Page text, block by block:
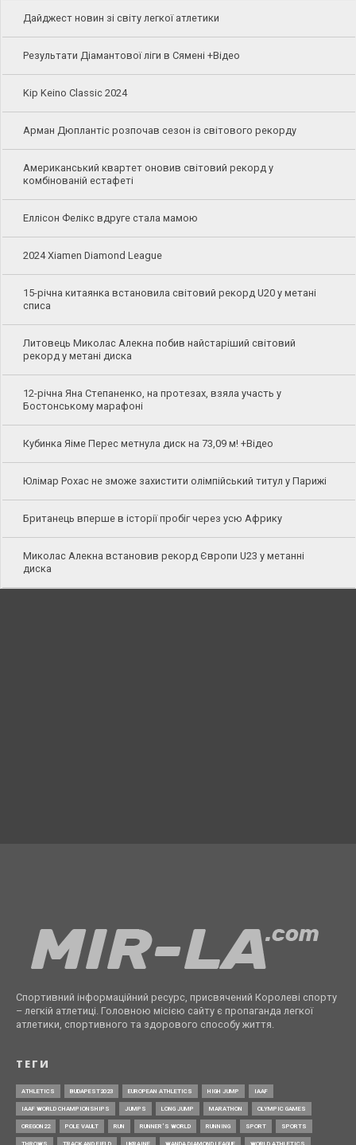
Дайджест новин зі світу легкої атлетики
Результати Діамантової ліги в Сямені +Відео
Kip Keino Classic 2024
Арман Дюплантіс розпочав сезон із світового рекорду
Американський квартет оновив світовий рекорд у
комбінованій естафеті
Еллісон Фелікс вдруге стала мамою
2024 Xiamen Diamond League
15-річна китаянка встановила світовий рекорд U20 у метані
списа
Литовець Миколас Алекна побив найстаріший світовий
рекорд у метані диска
12-річна Яна Степаненко, на протезах, взяла участь у
Бостонському марафоні
Кубинка Яіме Перес метнула диск на 73,09 м! +Відео
Юлімар Рохас не зможе захистити олімпійський титул у Парижі
Британець вперше в історії пробіг через усю Африку
Миколас Алекна встановив рекорд Європи U23 у метанні
диска
Спортивний інформаційний ресурс, присвячений Королеві спорту
– легкій атлетиці. Головною місією сайту є пропаганда легкої
атлетики, спортивного та здорового способу життя.
ТЕГИ
ATHLETICS BUDAPEST2023 EUROPEAN ATHLETICS HIGH JUMP IAAF
IAAF WORLD CHAMPIONSHIPS JUMPS LONG JUMP MARATHON OLYMPIC GAMES
OREGON22 POLE VAULT RUN RUNNER’S WORLD RUNNING SPORT SPORTS